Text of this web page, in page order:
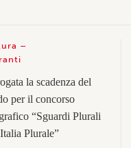
la scadenza del
per il concorso
“Sguardi Plurali
Plurale”